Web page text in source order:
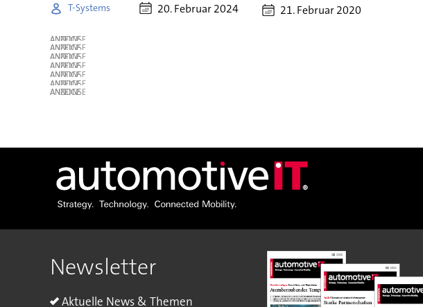
T-Systems 20. Februar 2024 21. Februar 2020
ANZEIGE
ANZEIGE
ANZEIGE
ANZEIGE
ANZEIGE
ANZEIGE
ANZEIGE
Newsletter
Aktuelle News & Themen